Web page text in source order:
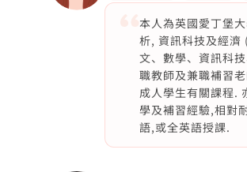
本人為英國愛丁堡
析, 資訊科技及經
文、數學、資訊科
職教師及兼職補習
成人學生有關課程.
學及補習經驗,相對
語,或全英語授課.